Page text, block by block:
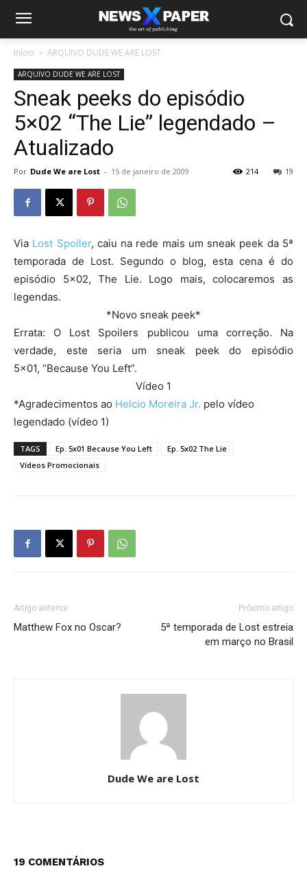
Início ARQUIVO DUDE WE ARE LOST
ARQUIVO DUDE WE ARE LOST
Sneak peeks do episódio
5×02 “The Lie” legendado –
Atualizado
Por Dude We are Lost - 15 de janeiro de 2009 19
214
Via Lost Spoiler, caiu na rede mais um sneak peek da 5ª
temporada de Lost. Segundo o blog, esta cena é do
episódio 5×02, The Lie. Logo mais, colocaremos as
legendas.
*Novo sneak peek*
Errata: O Lost Spoilers publicou uma correção. Na
verdade, este seria um sneak peek do episódio
5×01, “Because You Left”.
Vídeo 1
*Agradecimentos ao Helcio Moreira Jr. pelo vídeo
legendado (vídeo 1)
TAGS Ep. 5x01 Because You Left
Ep. 5x02 The Lie
Vídeos Promocionais
Artigo anterior
Matthew Fox no Oscar?
Próximo artigo
5ª temporada de Lost estreia
em março no Brasil
Dude We are Lost
19 COMENTÁRIOS